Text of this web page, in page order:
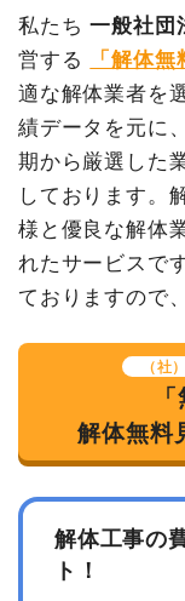
値引き
小計
消費税
合計金額
養生費
諸経費
値引き
小計
消費税
合計金額
建物の種類/構
坪数
総額
私たち一般社団
営する
「解体無
適な解体業者を
績データを元に
期から厳選した
しております。
様と優良な解体
れたサービスで
ておりますので
（社
解体無料
解体工事の
ト！